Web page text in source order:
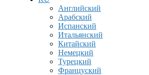
Английский
Арабский
Испанский
Итальянский
Китайский
Немецкий
Турецкий
Француский